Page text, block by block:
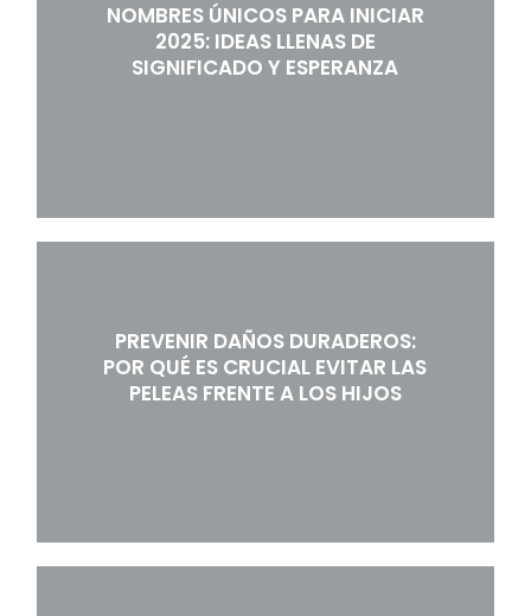
NOMBRES ÚNICOS PARA INICIAR
2025: IDEAS LLENAS DE
SIGNIFICADO Y ESPERANZA
PREVENIR DAÑOS DURADEROS:
POR QUÉ ES CRUCIAL EVITAR LAS
PELEAS FRENTE A LOS HIJOS